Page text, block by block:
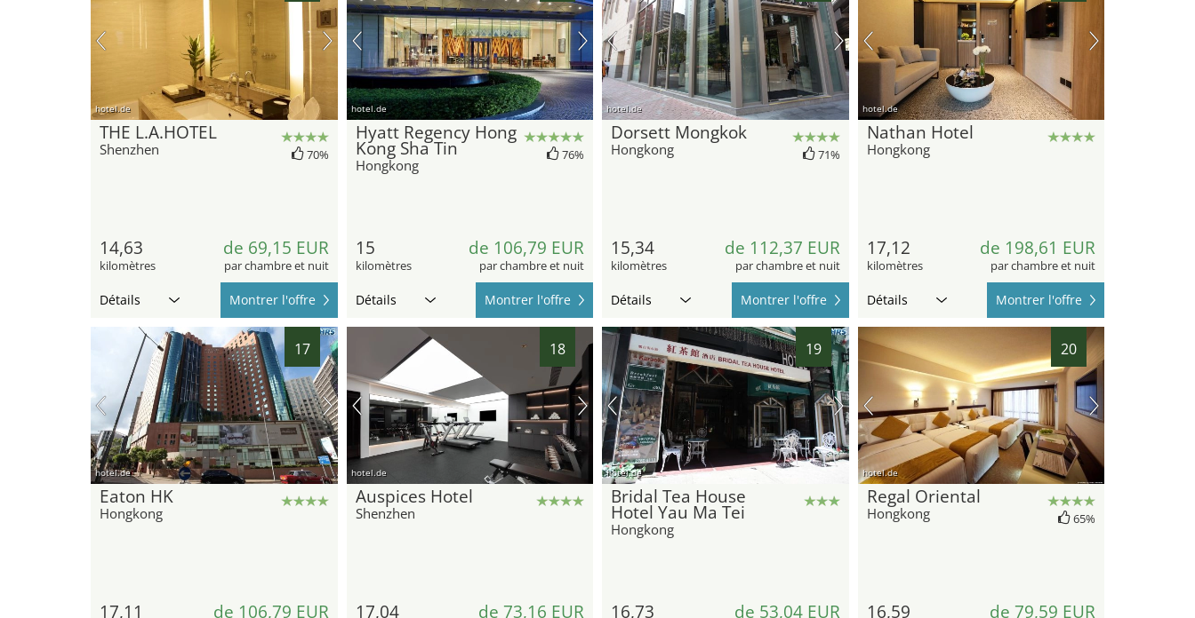
hotel.de
THE L.A.HOTEL
Shenzhen 70%
14,63
kilomètres
de 69,15 EUR
par chambre et nuit
Détails Montrer l'offre
hotel.de
Hyatt Regency Hong
Kong Sha Tin
Hongkong
76%
15
kilomètres
de 106,79 EUR
par chambre et nuit
Détails Montrer l'offre
hotel.de
Dorsett Mongkok
Hongkong 71%
15,34
kilomètres
de 112,37 EUR
par chambre et nuit
Détails Montrer l'offre
hotel.de
Nathan Hotel
Hongkong
17,12
kilomètres
de 198,61 EUR
par chambre et nuit
Détails Montrer l'offre
17
hotel.de
Eaton HK
Hongkong
17,11 de 106,79 EUR
18
hotel.de
Auspices Hotel
Shenzhen
17,04 de 73,16 EUR
19
hotel.de
Bridal Tea House
Hotel Yau Ma Tei
Hongkong
16,73 de 53,04 EUR
20
hotel.de
Regal Oriental
Hongkong 65%
16,59 de 79,59 EUR